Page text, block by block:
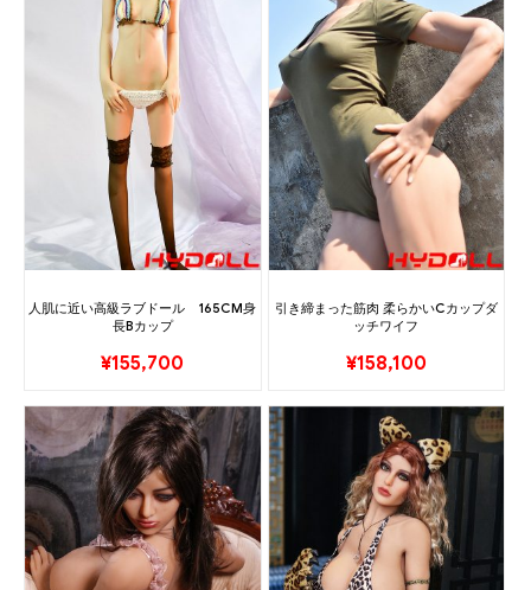
人肌に近い高級ラブドール 165CM身
長Bカップ
¥155,700
引き締まった筋肉 柔らかいCカップダ
ッチワイフ
¥158,100